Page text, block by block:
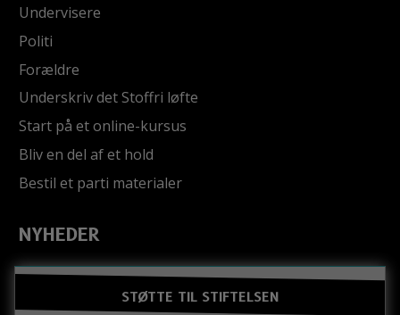
Undervisere
Politi
Forældre
Underskriv det Stoffri løfte
Start på et online-kursus
Bliv en del af et hold
Bestil et parti materialer
NYHEDER
STØTTE TIL STIFTELSEN